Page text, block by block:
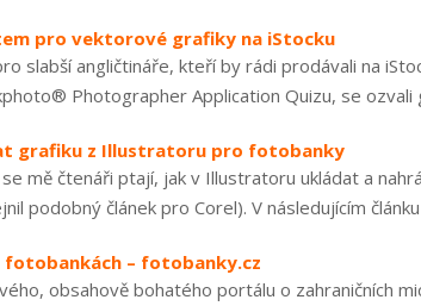
pro vektorové grafiky na iStocku
slabší angličtináře, kteří by rádi prodávali na
Photographer Application Quizu, se ozvali
grafiku z Illustratoru pro fotobanky
mě čtenáři ptají, jak v Illustratoru ukládat a
podobný článek pro Corel). V následujícím
– fotobanky.cz
obsahově bohatého portálu o zahraničních